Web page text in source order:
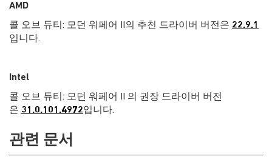
AMD
콜 오브 듀티: 모던 워페어 II의 추천 드라이버 버전은 22.9.1
입니다.
Intel
콜 오브 듀티: 모던 워페어 II 의 권장 드라이버 버전
은 31.0.101.4972입니다.
관련 문서